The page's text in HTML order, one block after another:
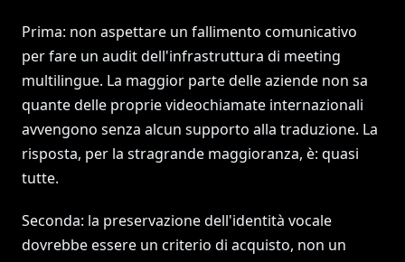
Prima: non aspettare un fallimento comunicativo
per fare un audit dell'infrastruttura di meeting
multilingue. La maggior parte delle aziende non sa
quante delle proprie videochiamate internazionali
avvengono senza alcun supporto alla traduzione. La
risposta, per la stragrande maggioranza, è: quasi
tutte.
Seconda: la preservazione dell'identità vocale
dovrebbe essere un criterio di acquisto, non un